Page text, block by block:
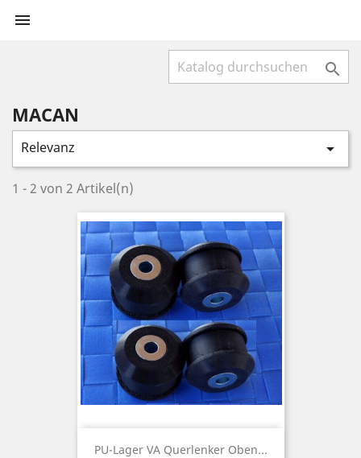


MACAN
Relevanz 
1 - 2 von 2 Artikel(n)
PU-Lager VA Querlenker Oben...